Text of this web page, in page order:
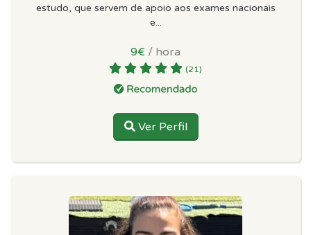
estudo, que servem de apoio aos exames nacionais
e...
9€ / hora
(21)
Ver Perfil